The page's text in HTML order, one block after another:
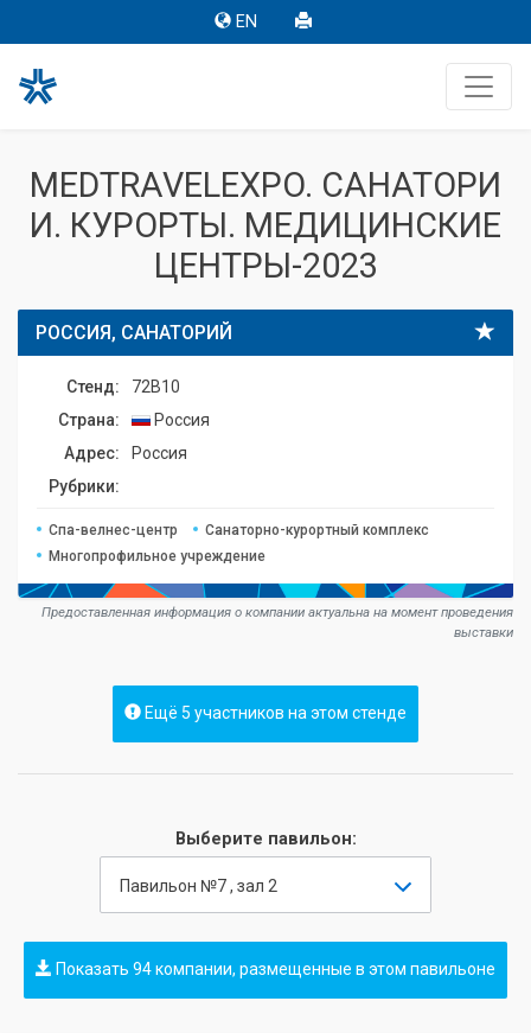
EN
MEDTRAVELEXPO. САНАТОРИ
И. КУРОРТЫ. МЕДИЦИНСКИЕ
ЦЕНТРЫ-2023
РОССИЯ, САНАТОРИЙ
Стенд:
72B10
Страна:
Россия
Адрес:
Россия
Рубрики:
Спа-велнес-центр
Санаторно-курортный комплекс
Многопрофильное учреждение
Предоставленная информация о компании актуальна на момент проведения
выставки
Ещё 5 участников на этом стенде
Выберите павильон:
Павильон №7 , зал 2
Показать 94 компании, размещенные в этом павильоне